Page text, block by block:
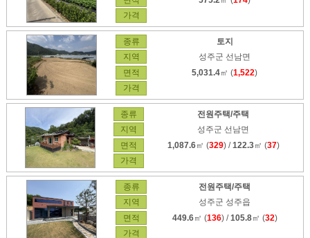
가격
종류
토지
지역
성주군 선남면
면적
5,031.4㎡ (1,522)
가격
종류
전원주택/주택
지역
성주군 선남면
면적
1,087.6㎡ (329) /122.3㎡ (37)
가격
종류
전원주택/주택
지역
성주군 성주읍
면적
449.6㎡ (136) /105.8㎡ (32)
가격